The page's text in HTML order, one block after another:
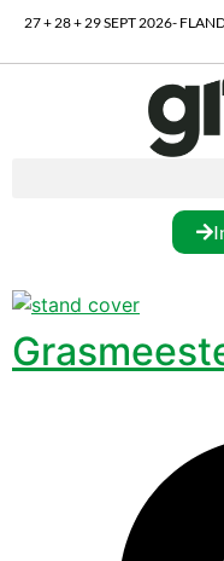
27 + 28 + 29 SEPT 2026-